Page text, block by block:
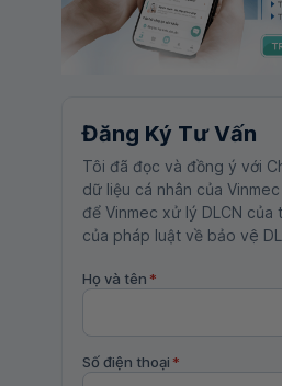
Đăng Ký Tư Vấn
Tôi đã đọc và đồng ý với
dữ liệu cá nhân của
để Vinmec xử lý DLCN
của pháp luật về bảo vệ
Họ và tên *
Số điện thoại *